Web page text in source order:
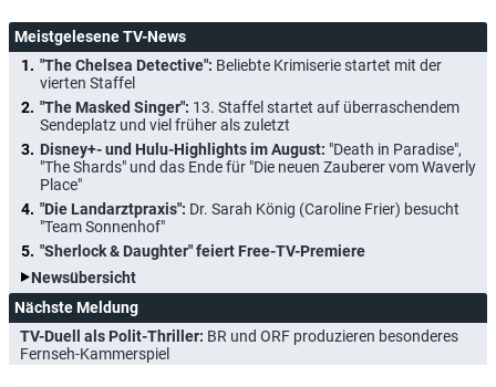
Meistgelesene TV-News
"The Chelsea Detective": Beliebte Krimiserie startet mit der
vierten Staffel
"The Masked Singer": 13. Staffel startet auf überraschendem
Sendeplatz und viel früher als zuletzt
Disney+- und Hulu-Highlights im August: "Death in Paradise",
"The Shards" und das Ende für "Die neuen Zauberer vom Waverly
Place"
"Die Landarztpraxis": Dr. Sarah König (Caroline Frier) besucht
"Team Sonnenhof"
"Sherlock & Daughter" feiert Free-TV-Premiere
Newsübersicht
Nächste Meldung
TV-Duell als Polit-Thriller: BR und ORF produzieren besonderes
Fernseh-Kammerspiel